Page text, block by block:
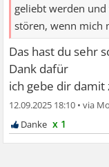
geliebt werden
stören, wenn mich
Das hast du sehr
Dank dafür
ich gebe dir damit
12.09.2025 18:10 •
x 1